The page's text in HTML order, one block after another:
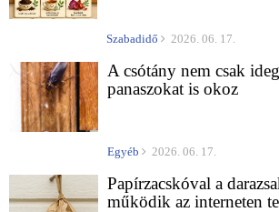
Szabadidő 2026. 06. 17.
A csótány nem csak
panaszokat is okoz
Egyéb 2026. 06. 17.
Papírzacskóval a
működik az interneten